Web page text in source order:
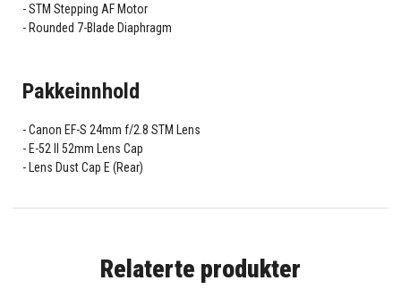
STM Stepping AF Motor
Rounded 7-Blade Diaphragm
Pakkeinnhold
Canon EF-S 24mm f/2.8 STM Lens
E-52 II 52mm Lens Cap
Lens Dust Cap E (Rear)
Relaterte produkter